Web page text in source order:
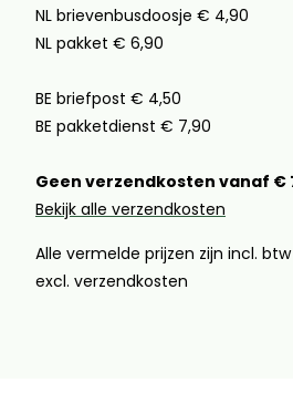
NL brievenbusdoosje € 4,90
NL pakket € 6,90
BE briefpost € 4,50
BE pakketdienst € 7,90
Geen verzendkosten vanaf €
Bekijk alle verzendkosten
Alle vermelde prijzen zijn incl.
excl. verzendkosten